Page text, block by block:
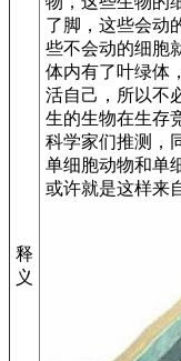
释
义
了脚，这些会动
些不会动的细胞
体内有了叶绿体
活自己，所以不
生的生物在生存
科学家们推测，
单细胞动物和单
或许就是这样来